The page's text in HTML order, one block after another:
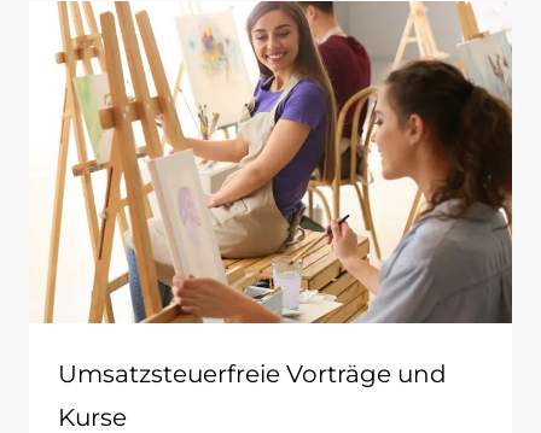
Umsatzsteuerfreie Vorträge und
Kurse